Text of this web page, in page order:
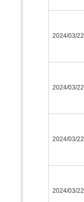
2024/03/22
2024/03/22
2024/03/22
2024/03/22